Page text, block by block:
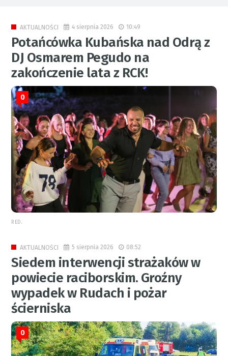
AKTUALNOŚCI 4 sierpnia 2026 10:49
Potańcówka Kubańska nad Odrą z
DJ Osmarem Pegudo na
zakończenie lata z RCK!
0
RED.
AKTUALNOŚCI 5 sierpnia 2026 08:52
Siedem interwencji strażaków w
powiecie raciborskim. Groźny
wypadek w Rudach i pożar
ścierniska
0